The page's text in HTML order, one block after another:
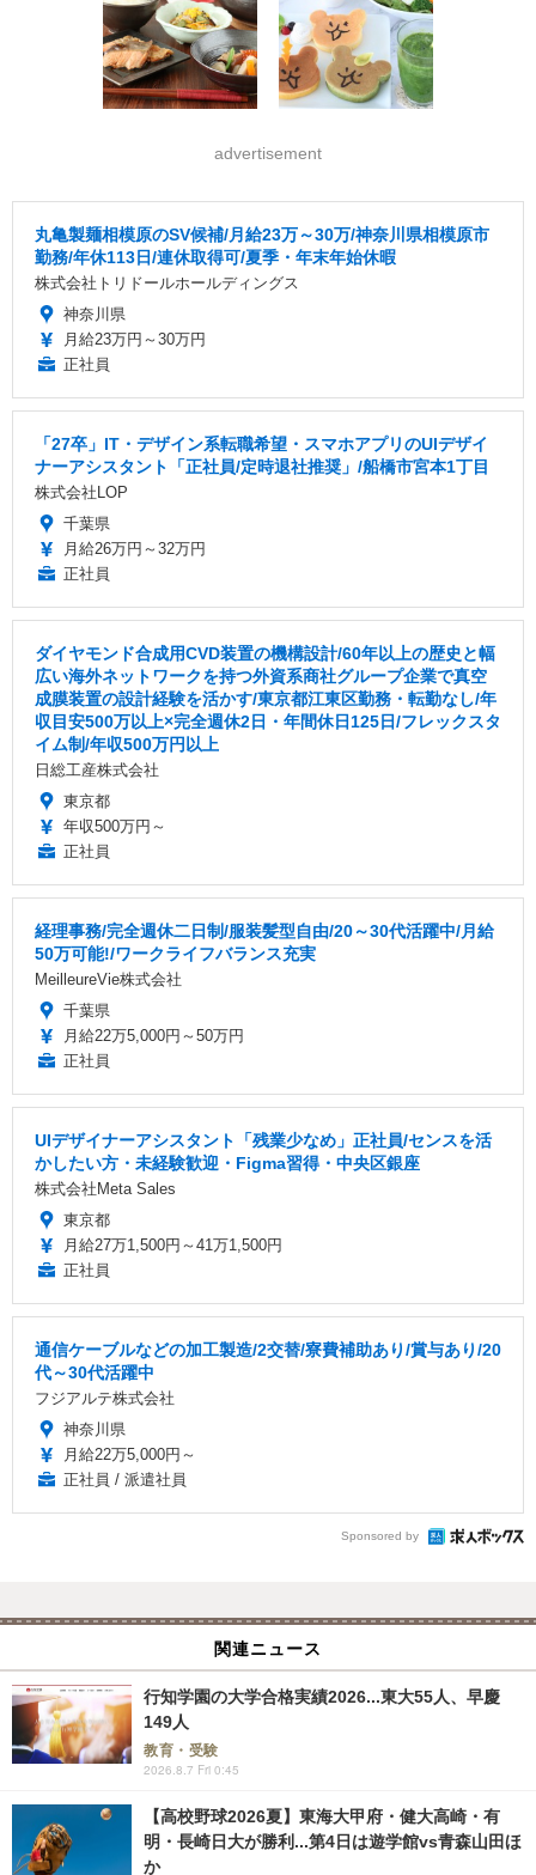
advertisement
丸亀製麺相模原のSV候補/月給23万～30万/神奈川県相模原市
勤務/年休113日/連休取得可/夏季・年末年始休暇
株式会社トリドールホールディングス
神奈川県
月給23万円～30万円
正社員
「27卒」IT・デザイン系転職希望・スマホアプリのUIデザイ
ナーアシスタント「正社員/定時退社推奨」/船橋市宮本1丁目
株式会社LOP
千葉県
月給26万円～32万円
正社員
ダイヤモンド合成用CVD装置の機構設計/60年以上の歴史と幅
広い海外ネットワークを持つ外資系商社グループ企業で真空
成膜装置の設計経験を活かす/東京都江東区勤務・転勤なし/年
収目安500万以上×完全週休2日・年間休日125日/フレックスタ
イム制/年収500万円以上
日総工産株式会社
東京都
年収500万円～
正社員
経理事務/完全週休二日制/服装髪型自由/20～30代活躍中/月給
50万可能!/ワークライフバランス充実
MeilleureVie株式会社
千葉県
月給22万5,000円～50万円
正社員
UIデザイナーアシスタント「残業少なめ」正社員/センスを活
かしたい方・未経験歓迎・Figma習得・中央区銀座
株式会社Meta Sales
東京都
月給27万1,500円～41万1,500円
正社員
通信ケーブルなどの加工製造/2交替/寮費補助あり/賞与あり/20
代～30代活躍中
フジアルテ株式会社
神奈川県
月給22万5,000円～
正社員 / 派遣社員
Sponsored by
関連ニュース
行知学園の大学合格実績2026...東大55人、早慶
149人
教育・受験
2026.8.7 Fri 0:45
【高校野球2026夏】東海大甲府・健大高崎・有
明・長崎日大が勝利...第4日は遊学館vs青森山田ほ
か